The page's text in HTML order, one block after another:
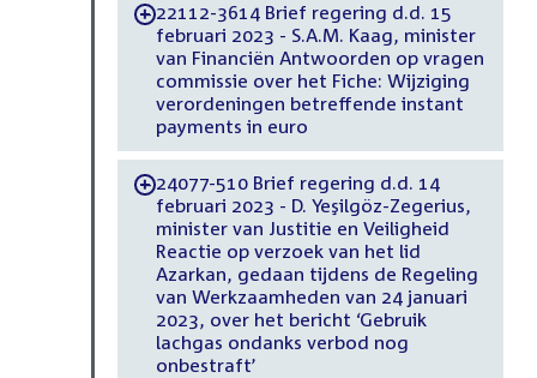
-22112-3614 Brief regering d.d. 15
februari 2023 - S.A.M. Kaag, minister
van Financiën Antwoorden op vragen
commissie over het Fiche: Wijziging
verordeningen betreffende instant
payments in euro
-24077-510 Brief regering d.d. 14
februari 2023 - D. Yeşilgöz-Zegerius,
minister van Justitie en Veiligheid
Reactie op verzoek van het lid
Azarkan, gedaan tijdens de Regeling
van Werkzaamheden van 24 januari
2023, over het bericht ‘Gebruik
lachgas ondanks verbod nog
onbestraft’